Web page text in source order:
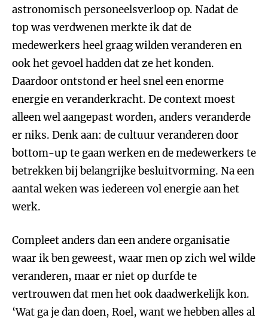
astronomisch personeelsverloop op. Nadat de
top was verdwenen merkte ik dat de
medewerkers heel graag wilden veranderen en
ook het gevoel hadden dat ze het konden.
Daardoor ontstond er heel snel een enorme
energie en veranderkracht. De context moest
alleen wel aangepast worden, anders veranderde
er niks. Denk aan: de cultuur veranderen door
bottom-up te gaan werken en de medewerkers te
betrekken bij belangrijke besluitvorming. Na een
aantal weken was iedereen vol energie aan het
werk.
Compleet anders dan een andere organisatie
waar ik ben geweest, waar men op zich wel wilde
veranderen, maar er niet op durfde te
vertrouwen dat men het ook daadwerkelijk kon.
‘Wat ga je dan doen, Roel, want we hebben alles al